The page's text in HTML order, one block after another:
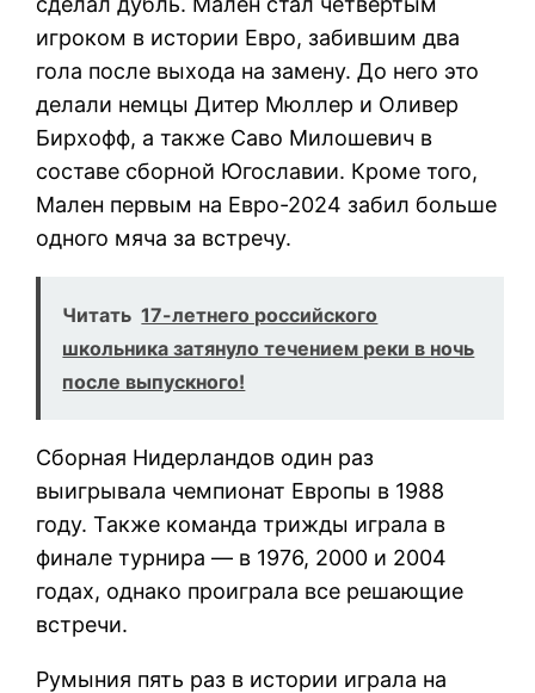
игроком в истории Евро, забившим два
гола после выхода на замену. До него это
делали немцы Дитер Мюллер и Оливер
Бирхофф, а также Саво Милошевич в
составе сборной Югославии. Кроме того,
Мален первым на Евро-2024 забил больше
одного мяча за встречу.
Читать 17-летнего российского
школьника затянуло течением реки в ночь
после выпускного!
Сборная Нидерландов один раз
выигрывала чемпионат Европы в 1988
году. Также команда трижды играла в
финале турнира — в 1976, 2000 и 2004
годах, однако проиграла все решающие
встречи.
Румыния пять раз в истории играла на